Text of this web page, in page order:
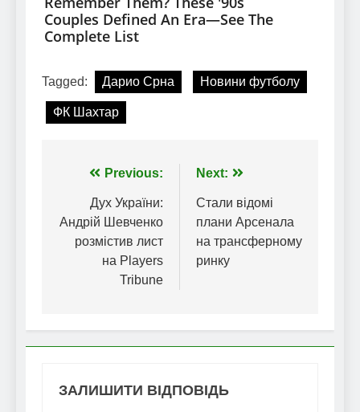
Tagged: Дарио Срна Новини футболу
ФК Шахтар
Навігація
записів
Previous:
Дух України:
Андрій Шевченко
розмістив лист
на Players
Tribune
Next:
Стали відомі
плани Арсенала
на трансферному
ринку
ЗАЛИШИТИ ВІДПОВІДЬ